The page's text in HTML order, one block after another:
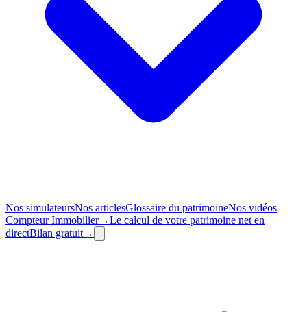
Nos simulateursNos articlesGlossaire du patrimoineNos vidéos
CompteurImmobilier→Le calcul de votre patrimoine net en
directBilan gratuit→